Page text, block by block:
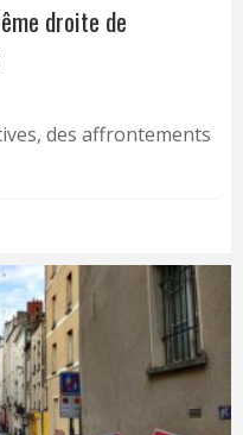
droite de
des affrontements